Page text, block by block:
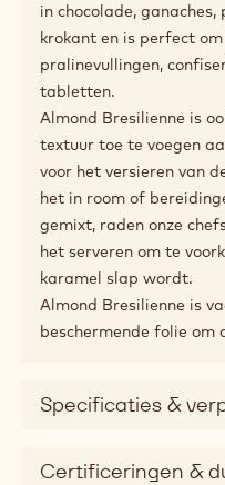
in chocolade,
krokant en is perfect
pralinevullingen,
tabletten.
Almond Bresilienne is
textuur toe te voegen
voor het versieren van
het in room of
gemixt, raden onze
het serveren om te
karamel slap wordt.
Almond Bresilienne is
beschermende folie om
Specificaties &
Certificeringen &